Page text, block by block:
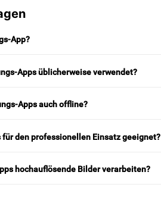
App?
Apps üblicherweise verwendet?
Apps auch offline?
den professionellen Einsatz geeignet?
hochauflösende Bilder verarbeiten?